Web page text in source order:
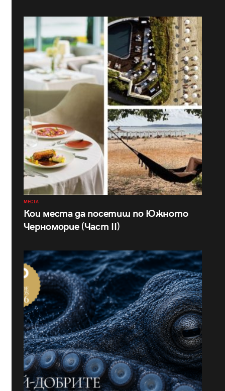
МЕСТА
Кои места да посетиш по Южното
Черноморие (Част II)